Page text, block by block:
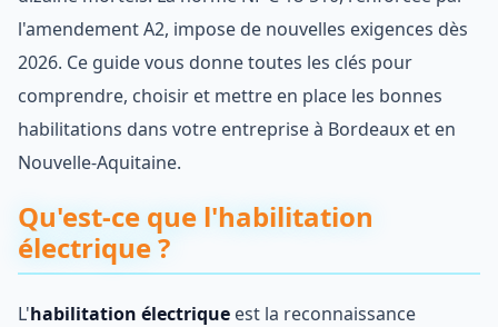
l'amendement A2, impose de nouvelles exigences dès
2026. Ce guide vous donne toutes les clés pour
comprendre, choisir et mettre en place les bonnes
habilitations dans votre entreprise à Bordeaux et en
Nouvelle-Aquitaine.
Qu'est-ce que l'habilitation
électrique ?
L'habilitation électrique est la reconnaissance